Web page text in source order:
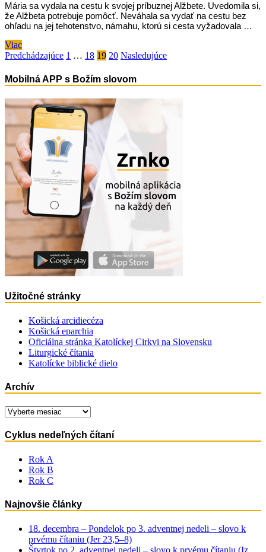
Mária sa vydala na cestu k svojej príbuznej Alžbete. Uvedomila si,
že Alžbeta potrebuje pomôcť. Neváhala sa vydať na cestu bez
ohľadu na jej tehotenstvo, námahu, ktorú si cesta vyžadovala …
4.
adventná
rok
C
–
pohľad
ekonóma
Viac
Navigácia
v
článkoch
Predchádzajúce 1 … 18 19 20 Nasledujúce
Mobilná APP s Božím slovom
Užitočné stránky
Košická arcidiecéza
Košická eparchia
Oficiálna stránka Katolíckej Cirkvi na Slovensku
Liturgické čítania
Katolícke biblické dielo
Archív
Archív
Cyklus nedeľných čítaní
Rok A
Rok B
Rok C
Najnovšie články
18. decembra – Pondelok po 3. adventnej nedeli – slovo k
prvému čítaniu (Jer 23,5–8)
Štvrtok po 2. adventnej nedeli – slovo k prvému čítaniu (Iz